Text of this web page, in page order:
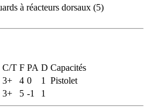
à réacteurs dorsaux (5)
C/T F PA D Capacités
3+ 4 0 1
Pistolet
3+ 5 -1 1